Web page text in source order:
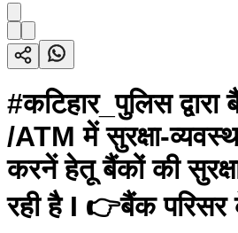
#कटिहार_पुलिस द्वारा
/ATM में सुरक्षा-
करनें हेतू बैंकों की
रही है I 👉बैंक